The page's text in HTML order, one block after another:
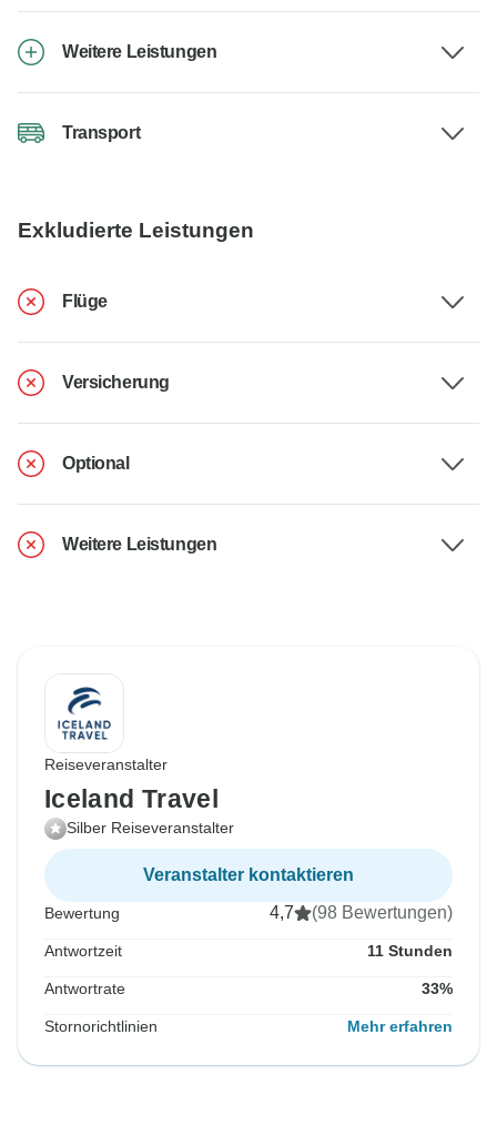
Weitere Leistungen
Transport
Exkludierte Leistungen
Flüge
Versicherung
Optional
Weitere Leistungen
Reiseveranstalter
Iceland Travel
Silber Reiseveranstalter
Veranstalter kontaktieren
Bewertung 4,7 (98 Bewertungen)
Antwortzeit 11 Stunden
Antwortrate 33%
Stornorichtlinien Mehr erfahren